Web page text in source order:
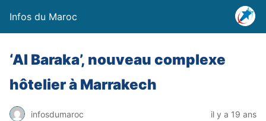
Infos du Maroc
‘Al Baraka’, nouveau complexe
hôtelier à Marrakech
infosdumaroc il y a 19 ans